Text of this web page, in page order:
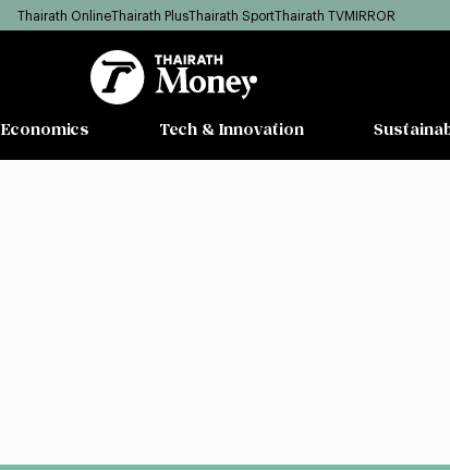
Thairath OnlineThairath PlusThairath SportThairath TVMIRROR
Economics Tech & Innovation